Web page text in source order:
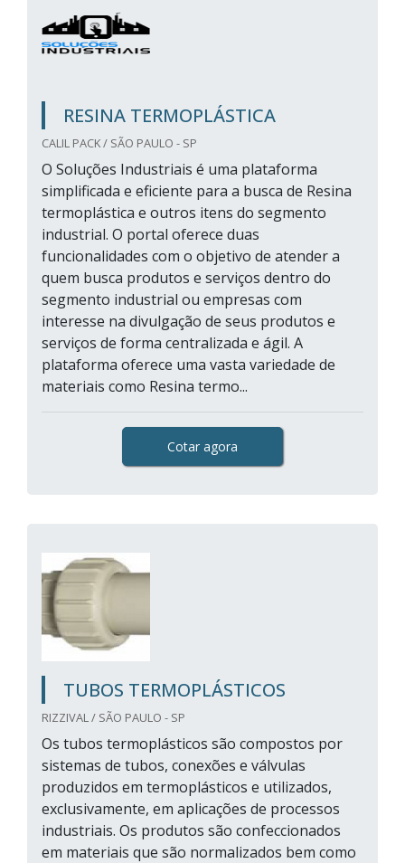
RESINA TERMOPLÁSTICA
CALIL PACK / SÃO PAULO - SP
O Soluções Industriais é uma plataforma
simplificada e eficiente para a busca de Resina
termoplástica e outros itens do segmento
industrial. O portal oferece duas
funcionalidades com o objetivo de atender a
quem busca produtos e serviços dentro do
segmento industrial ou empresas com
interesse na divulgação de seus produtos e
serviços de forma centralizada e ágil. A
plataforma oferece uma vasta variedade de
materiais como Resina termo...
Cotar agora
TUBOS TERMOPLÁSTICOS
RIZZIVAL / SÃO PAULO - SP
Os tubos termoplásticos são compostos por
sistemas de tubos, conexões e válvulas
produzidos em termoplásticos e utilizados,
exclusivamente, em aplicações de processos
industriais. Os produtos são confeccionados
em materiais que são normalizados bem como